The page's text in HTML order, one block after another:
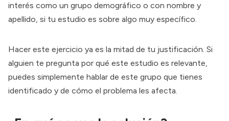
interés como un grupo demográfico o con nombre y
apellido, si tu estudio es sobre algo muy específico.
Hacer este ejercicio ya es la mitad de tu justificación. Si
alguien te pregunta por qué este estudio es relevante,
puedes simplemente hablar de este grupo que tienes
identificado y de cómo el problema les afecta.